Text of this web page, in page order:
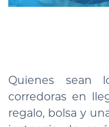
Quienes sean
corredoras en
regalo, bolsa y